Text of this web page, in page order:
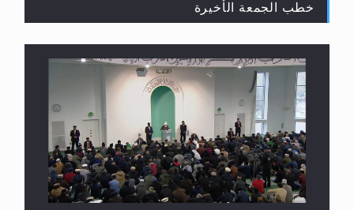
القرآن قاضٍ وحكمٌ على السنة ومهيمنٌ عليها.. ليس
العكس
خطب الجمعة الأخيرة